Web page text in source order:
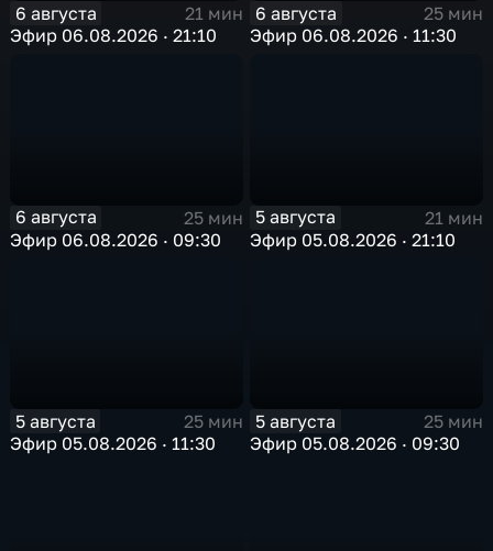
6 августа
21 мин
Эфир 06.08.2026 · 21:10
6 августа
25 мин
Эфир 06.08.2026 · 11:30
6 августа
25 мин
Эфир 06.08.2026 · 09:30
5 августа
21 мин
Эфир 05.08.2026 · 21:10
5 августа
25 мин
Эфир 05.08.2026 · 11:30
5 августа
25 мин
Эфир 05.08.2026 · 09:30